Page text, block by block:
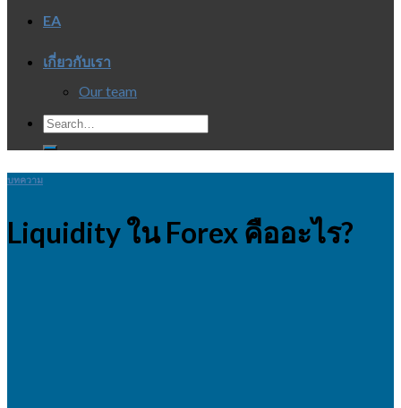
EA
เกี่ยวกับเรา
Our team
บทความ
Liquidity ใน Forex คืออะไร?